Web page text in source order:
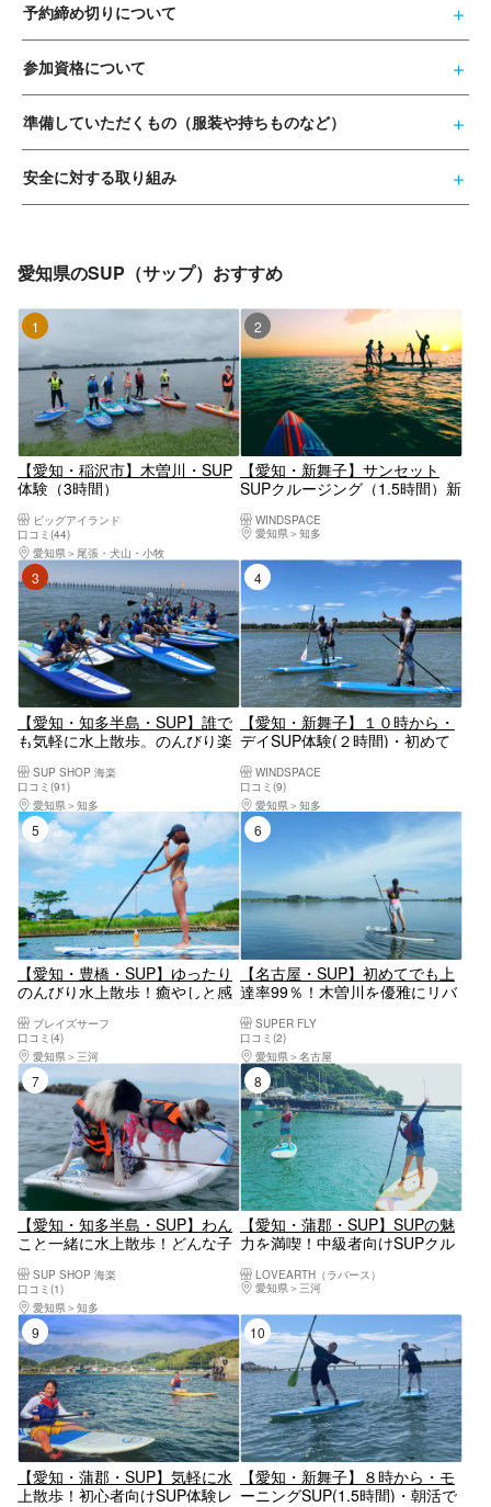
予約締め切りについて
参加資格について
準備していただくもの（服装や持ちものなど）
安全に対する取り組み
愛知県のSUP（サップ）おすすめ
【愛知・稲沢市】木曽川・SUP
体験（3時間）
ビッグアイランド
口コミ(44)
愛知県
尾張・犬山・小牧
【愛知・新舞子】サンセット
SUPクルージング（1.5時間）新
ながら非日常な体験をしてみま
せんか☆
WINDSPACE
愛知県
知多
3位
【愛知・知多半島・SUP】誰で
も気軽に水上散歩。のんびり楽
SUP SHOP 海楽
口コミ(91)
愛知県
知多
【愛知・新舞子】１０時から・
デイSUP体験(２時間)・初めて
迎！
WINDSPACE
口コミ(9)
愛知県
知多
5位
【愛知・豊橋・SUP】ゆったり
のんびり水上散歩！癒やしと感
ブレイズサーフ
口コミ(4)
愛知県
三河
【名古屋・SUP】初めてでも上
達率99％！木曽川を優雅にリバ
SUPER FLY
口コミ(2)
愛知県
名古屋
7位
【愛知・知多半島・SUP】わん
こと一緒に水上散歩！どんな子
遊ぼう♪
SUP SHOP 海楽
口コミ(1)
愛知県
知多
8位
【愛知・蒲郡・SUP】SUPの魅
力を満喫！中級者向けSUPクル
LOVEARTH（ラバース）
愛知県
三河
9位
【愛知・蒲郡・SUP】気軽に水
上散歩！初心者向けSUP体験レ
10位
【愛知・新舞子】８時から・モ
ーニングSUP(1.5時間)・朝活で